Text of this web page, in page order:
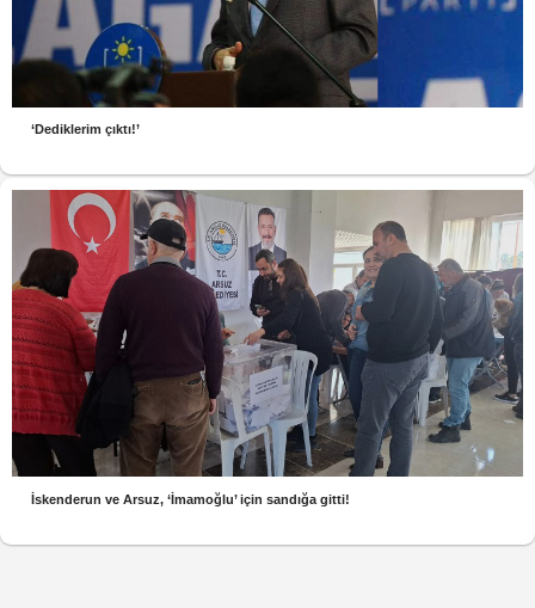
‘Dediklerim çıktı!’
İskenderun ve Arsuz, ‘İmamoğlu’ için sandığa gitti!